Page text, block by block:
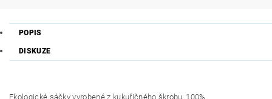
POPIS
DISKUZE
Ekologické sáčky vyrobené z kukuřičného škrobu, 100%